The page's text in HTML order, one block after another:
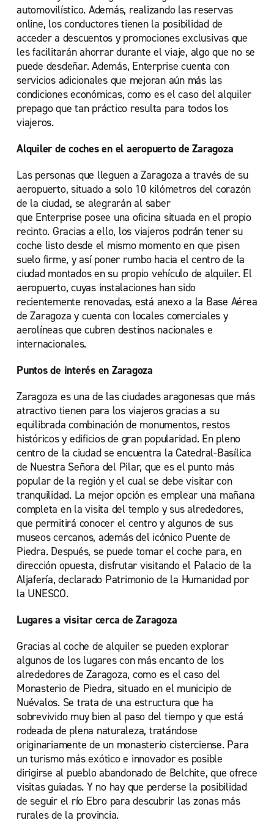
automovilístico. Además, realizando las reservas
online, los conductores tienen la posibilidad de
acceder a descuentos y promociones exclusivas que
les facilitarán ahorrar durante el viaje, algo que no se
puede desdeñar. Además, Enterprise cuenta con
servicios adicionales que mejoran aún más las
condiciones económicas, como es el caso del alquiler
prepago que tan práctico resulta para todos los
viajeros.
Alquiler de coches en el aeropuerto de Zaragoza
Las personas que lleguen a Zaragoza a través de su
aeropuerto, situado a solo 10 kilómetros del corazón
de la ciudad, se alegrarán al saber
que Enterprise posee una oficina situada en el propio
recinto. Gracias a ello, los viajeros podrán tener su
coche listo desde el mismo momento en que pisen
suelo firme, y así poner rumbo hacia el centro de la
ciudad montados en su propio vehículo de alquiler. El
aeropuerto, cuyas instalaciones han sido
recientemente renovadas, está anexo a la Base Aérea
de Zaragoza y cuenta con locales comerciales y
aerolíneas que cubren destinos nacionales e
internacionales.
Puntos de interés en Zaragoza
Zaragoza es una de las ciudades aragonesas que más
atractivo tienen para los viajeros gracias a su
equilibrada combinación de monumentos, restos
históricos y edificios de gran popularidad. En pleno
centro de la ciudad se encuentra la Catedral-Basílica
de Nuestra Señora del Pilar, que es el punto más
popular de la región y el cual se debe visitar con
tranquilidad. La mejor opción es emplear una mañana
completa en la visita del templo y sus alrededores,
que permitirá conocer el centro y algunos de sus
museos cercanos, además del icónico Puente de
Piedra. Después, se puede tomar el coche para, en
dirección opuesta, disfrutar visitando el Palacio de la
Aljafería, declarado Patrimonio de la Humanidad por
la UNESCO.
Lugares a visitar cerca de Zaragoza
Gracias al coche de alquiler se pueden explorar
algunos de los lugares con más encanto de los
alrededores de Zaragoza, como es el caso del
Monasterio de Piedra, situado en el municipio de
Nuévalos. Se trata de una estructura que ha
sobrevivido muy bien al paso del tiempo y que está
rodeada de plena naturaleza, tratándose
originariamente de un monasterio cisterciense. Para
un turismo más exótico e innovador es posible
dirigirse al pueblo abandonado de Belchite, que ofrece
visitas guiadas. Y no hay que perderse la posibilidad
de seguir el río Ebro para descubrir las zonas más
rurales de la provincia.